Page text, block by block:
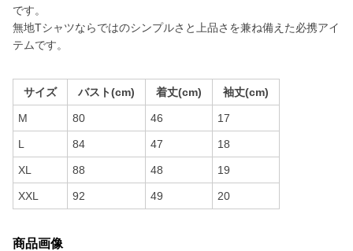
です。
無地Tシャツならではのシンプルさと上品さを兼ね備えた必携アイ
テムです。
サイズ バスト(cm) 着丈(cm) 袖丈(cm)
M 80 46 17
L 84 47 18
XL 88 48 19
XXL 92 49 20
商品画像